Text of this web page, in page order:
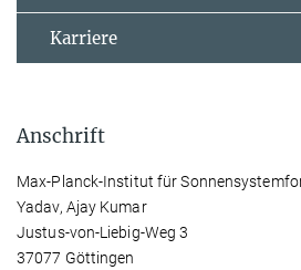
Karriere
Anschrift
Max-Planck-Institut für
Yadav, Ajay Kumar
Justus-von-Liebig-Weg 3
37077 Göttingen